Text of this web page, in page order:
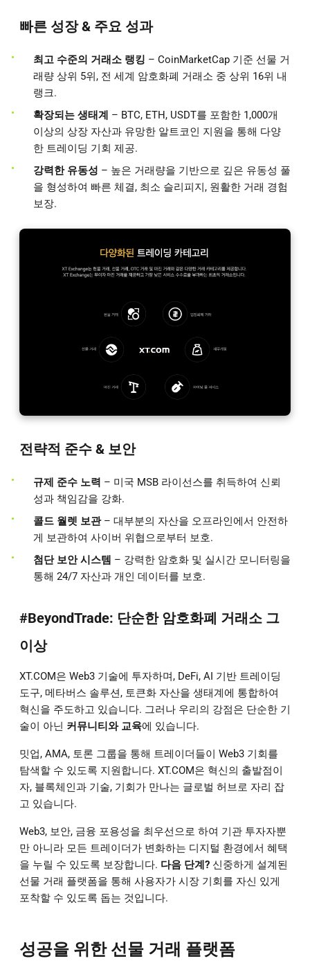
빠른 성장 & 주요 성과
최고 수준의 거래소 랭킹 – CoinMarketCap 기준 선물 거
래량 상위 5위, 전 세계 암호화폐 거래소 중 상위 16위 내
랭크.
확장되는 생태계 – BTC, ETH, USDT를 포함한 1,000개
이상의 상장 자산과 유망한 알트코인 지원을 통해 다양
한 트레이딩 기회 제공.
강력한 유동성 – 높은 거래량을 기반으로 깊은 유동성 풀
을 형성하여 빠른 체결, 최소 슬리피지, 원활한 거래 경험
보장.
전략적 준수 & 보안
규제 준수 노력 – 미국 MSB 라이선스를 취득하여 신뢰
성과 책임감을 강화.
콜드 월렛 보관– 대부분의 자산을 오프라인에서 안전하
게 보관하여 사이버 위협으로부터 보호.
첨단 보안 시스템 – 강력한 암호화 및 실시간 모니터링을
통해 24/7 자산과 개인 데이터를 보호.
#BeyondTrade: 단순한 암호화폐 거래소 그
이상
XT.COM은 Web3 기술에 투자하며, DeFi, AI 기반 트레이딩
도구, 메타버스 솔루션, 토큰화 자산을 생태계에 통합하여
혁신을 주도하고 있습니다. 그러나 우리의 강점은 단순한 기
술이 아닌 커뮤니티와 교육에 있습니다.
밋업, AMA, 토론 그룹을 통해 트레이더들이 Web3 기회를
탐색할 수 있도록 지원합니다. XT.COM은 혁신의 출발점이
자, 블록체인과 기술, 기회가 만나는 글로벌 허브로 자리 잡
고 있습니다.
Web3, 보안, 금융 포용성을 최우선으로 하여 기관 투자자뿐
만 아니라 모든 트레이더가 변화하는 디지털 환경에서 혜택
을 누릴 수 있도록 보장합니다. 다음 단계? 신중하게 설계된
선물 거래 플랫폼을 통해 사용자가 시장 기회를 자신 있게
포착할 수 있도록 돕는 것입니다.
성공을 위한 선물 거래 플랫폼